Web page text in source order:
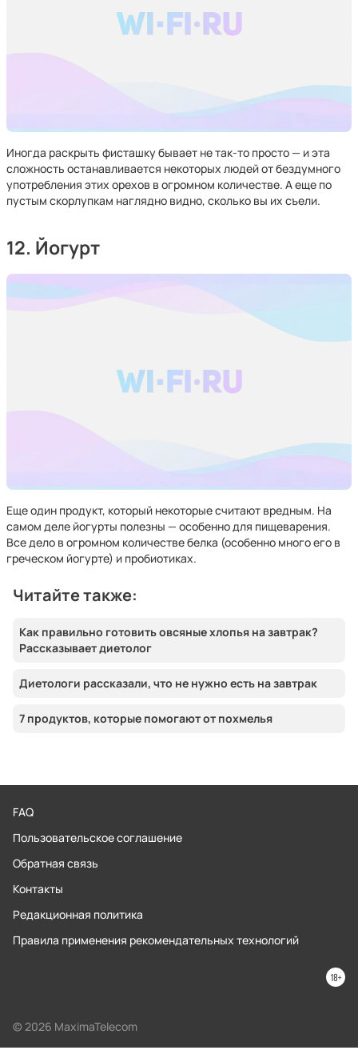
Иногда раскрыть фисташку бывает не так-то просто — и эта
сложность останавливается некоторых людей от бездумного
употребления этих орехов в огромном количестве. А еще по
пустым скорлупкам наглядно видно, сколько вы их съели.
12. Йогурт
Еще один продукт, который некоторые считают вредным. На
самом деле йогурты полезны — особенно для пищеварения.
Все дело в огромном количестве белка (особенно много его в
греческом йогурте) и пробиотиках.
Читайте также:
Как правильно готовить овсяные хлопья на завтрак?
Рассказывает диетолог
Диетологи рассказали, что не нужно есть на завтрак
7 продуктов, которые помогают от похмелья
FAQ
Пользовательское соглашение
Обратная связь
Контакты
Редакционная политика
Правила применения рекомендательных технологий
© 2026 MaximaTelecom